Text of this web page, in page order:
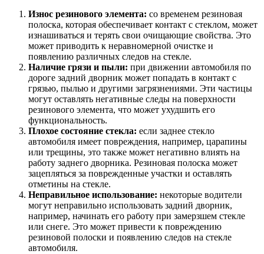
Износ резинового элемента: со временем резиновая
полоска, которая обеспечивает контакт с стеклом, может
изнашиваться и терять свои очищающие свойства. Это
может приводить к неравномерной очистке и
появлению различных следов на стекле.
Наличие грязи и пыли: при движении автомобиля по
дороге задний дворник может попадать в контакт с
грязью, пылью и другими загрязнениями. Эти частицы
могут оставлять негативные следы на поверхности
резинового элемента, что может ухудшить его
функциональность.
Плохое состояние стекла: если заднее стекло
автомобиля имеет повреждения, например, царапины
или трещины, это также может негативно влиять на
работу заднего дворника. Резиновая полоска может
зацепляться за поврежденные участки и оставлять
отметины на стекле.
Неправильное использование: некоторые водители
могут неправильно использовать задний дворник,
например, начинать его работу при замерзшем стекле
или снеге. Это может привести к повреждению
резиновой полоски и появлению следов на стекле
автомобиля.